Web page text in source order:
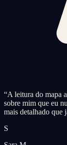
“A leitura do mapa
sobre mim que eu
mais detalhado que
S